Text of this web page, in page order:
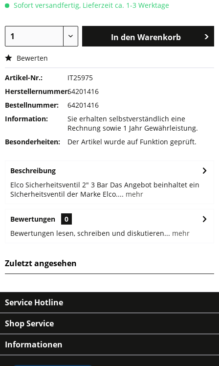
Sofort versandfertig, Lieferzeit ca. 1-3 Werktage
In den Warenkorb
Bewerten
Artikel-Nr.:
IT25975
Herstellernummer:64201416
Bestellnummer:
64201416
Information:
Sie erhalten selbstverständlich eine
Rechnung sowie 1 Jahr Gewährleistung.
Besonderheiten:
Der Artikel wurde auf Funktion geprüft.
Beschreibung
Elco Sicherheitsventil 2" 3 Bar Das Angebot beinhaltet ein
SIcherheitsventil der Marke Elco.... mehr
Bewertungen
0
Bewertungen lesen, schreiben und diskutieren... mehr
Zuletzt angesehen
Service Hotline
Shop Service
Informationen